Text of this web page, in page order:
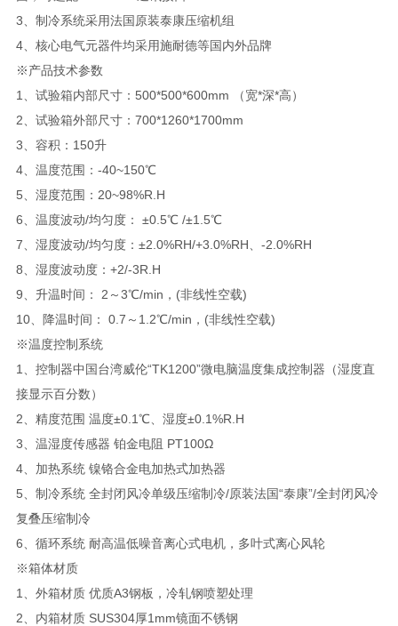
3、制冷系统采用法国原装泰康压缩机组
4、核心电气元器件均采用施耐德等国内外品牌
※产品技术参数
1、试验箱内部尺寸：500*500*600mm （宽*深*高）
2、试验箱外部尺寸：700*1260*1700mm
3、容积：150升
4、温度范围：-40~150℃
5、湿度范围：20~98%R.H
6、温度波动/均匀度： ±0.5℃ /±1.5℃
7、湿度波动/均匀度：±2.0%RH/+3.0%RH、-2.0%RH
8、湿度波动度：+2/-3R.H
9、升温时间： 2～3℃/min，(非线性空载)
10、降温时间： 0.7～1.2℃/min，(非线性空载)
※温度控制系统
1、控制器中国台湾威伦“TK1200”微电脑温度集成控制器（湿度直
接显示百分数）
2、精度范围 温度±0.1℃、湿度±0.1%R.H
3、温湿度传感器 铂金电阻 PT100Ω
4、加热系统 镍铬合金电加热式加热器
5、制冷系统 全封闭风冷单级压缩制冷/原装法国“泰康”/全封闭风冷
复叠压缩制冷
6、循环系统 耐高温低噪音离心式电机，多叶式离心风轮
※箱体材质
1、外箱材质 优质A3钢板，冷轧钢喷塑处理
2、内箱材质 SUS304厚1mm镜面不锈钢